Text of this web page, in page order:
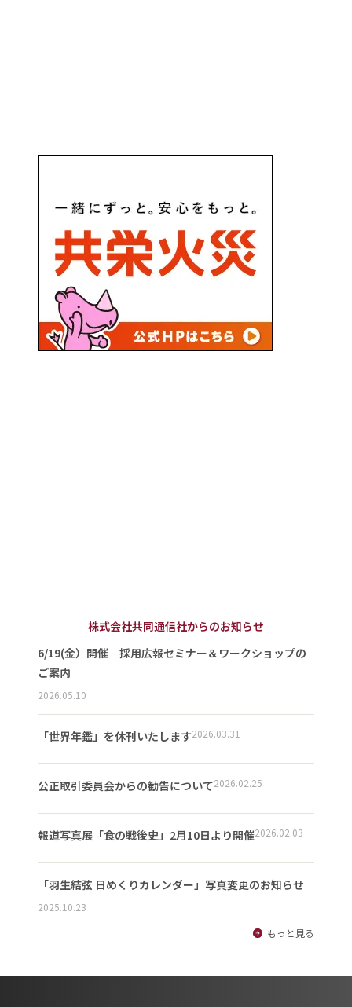
株式会社共同通信社からのお知らせ
6/19(金）開催 採用広報セミナー＆ワークショップの
ご案内
2026.05.10
「世界年鑑」を休刊いたします2026.03.31
公正取引委員会からの勧告について2026.02.25
報道写真展「食の戦後史」2月10日より開催2026.02.03
「羽生結弦 日めくりカレンダー」写真変更のお知らせ
2025.10.23
もっと見る